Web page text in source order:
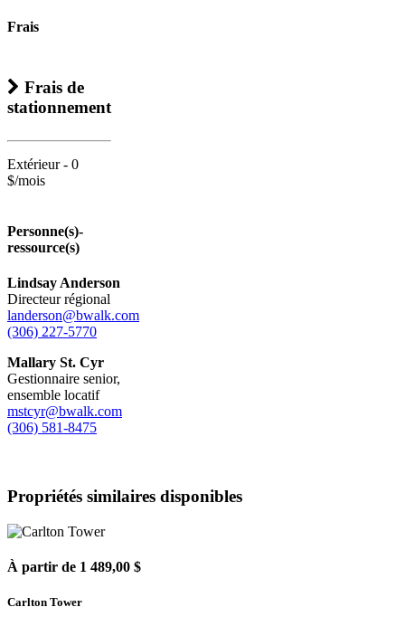
Frais
Frais de
stationnement
Extérieur - 0
$/mois
Personne(s)-
ressource(s)
Lindsay Anderson
Directeur régional
landerson@bwalk.com
(306) 227-5770
Mallary St. Cyr
Gestionnaire senior,
ensemble locatif
mstcyr@bwalk.com
(306) 581-8475
Propriétés similaires disponibles
À partir de 1 489,00 $
Carlton Tower